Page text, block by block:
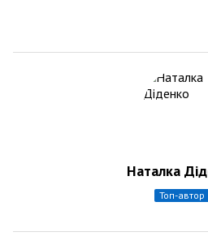
Наталка
топ-автор